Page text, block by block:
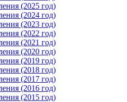
(2025 год)
(2024 год)
(2023 год)
(2022 год)
(2021 год)
(2020 год)
(2019 год)
(2018 год)
(2017 год)
(2016 год)
(2015 год)